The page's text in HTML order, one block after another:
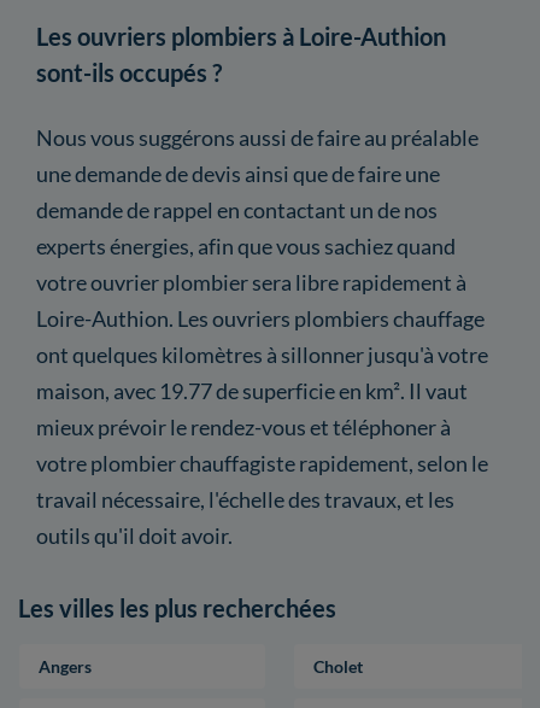
Les ouvriers plombiers à Loire-Authion
sont-ils occupés ?
Nous vous suggérons aussi de faire au préalable
une demande de devis ainsi que de faire une
demande de rappel en contactant un de nos
experts énergies, afin que vous sachiez quand
votre ouvrier plombier sera libre rapidement à
Loire-Authion. Les ouvriers plombiers chauffage
ont quelques kilomètres à sillonner jusqu'à votre
maison, avec 19.77 de superficie en km². Il vaut
mieux prévoir le rendez-vous et téléphoner à
votre plombier chauffagiste rapidement, selon le
travail nécessaire, l'échelle des travaux, et les
outils qu'il doit avoir.
Les villes les plus recherchées
Angers Cholet